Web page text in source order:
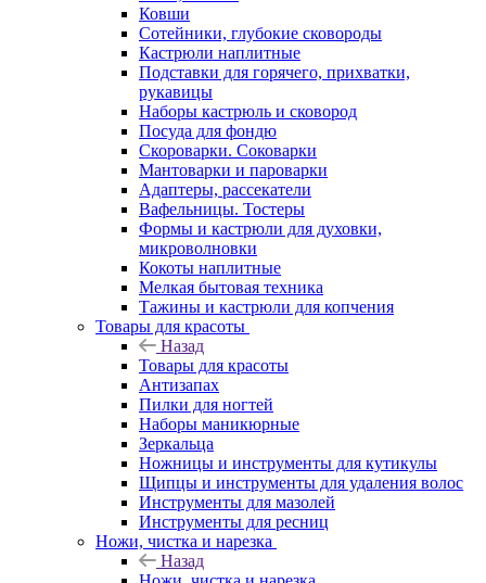
Ковши
Сотейники, глубокие сковороды
Кастрюли наплитные
Подставки для горячего, прихватки,
рукавицы
Наборы кастрюль и сковород
Посуда для фондю
Скороварки. Соковарки
Мантоварки и пароварки
Адаптеры, рассекатели
Вафельницы. Тостеры
Формы и кастрюли для духовки,
микроволновки
Кокоты наплитные
Мелкая бытовая техника
Тажины и кастрюли для копчения
Товары для красоты
Назад
Товары для красоты
Антизапах
Пилки для ногтей
Наборы маникюрные
Зеркальца
Ножницы и инструменты для кутикулы
Щипцы и инструменты для удаления волос
Инструменты для мазолей
Инструменты для ресниц
Ножи, чистка и нарезка
Назад